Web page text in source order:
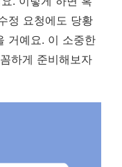
정 요청에도 당황
거예요. 이 소중한
하게 준비해보자